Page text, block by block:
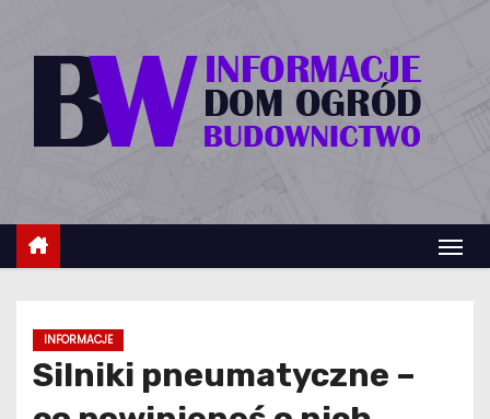
o
INFORMACJE
Silniki pneumatyczne –